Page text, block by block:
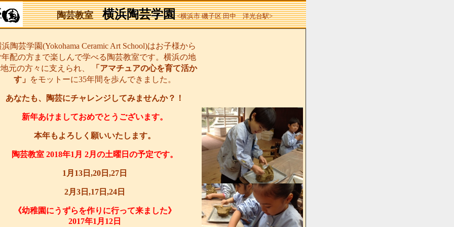
陶芸教室 横浜陶芸学園 <横浜市 磯子区 田中 洋光台駅>
陶芸学園(Yokohama Ceramic Art School)はお子様から
年配の方まで楽しんで学べる陶芸教室です。横浜の地
元の方々に支えられ、
「アマチュアの心を育て活か
す」
をモットーに35年間を歩んできました。
あなたも、陶芸にチャレンジしてみませんか？！
新年あけましておめでとうございます。
本年もよろしく願いいたします。
陶芸教室 2018年1月 2月の土曜日の予定です。
1月13日,20日,27日
2月3日,17日,24日
《幼稚園にうずらを作りに行って来ました》
2017年1月12日